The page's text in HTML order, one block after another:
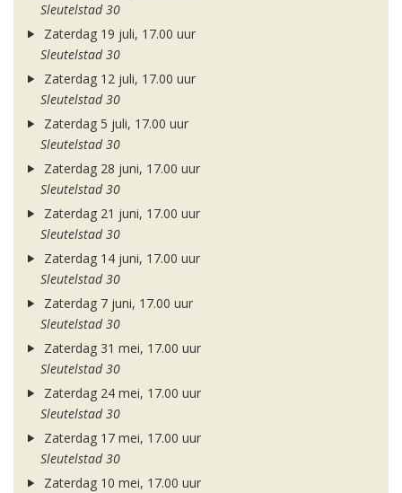
Sleutelstad 30
Zaterdag 19 juli, 17.00 uur
Sleutelstad 30
Zaterdag 12 juli, 17.00 uur
Sleutelstad 30
Zaterdag 5 juli, 17.00 uur
Sleutelstad 30
Zaterdag 28 juni, 17.00 uur
Sleutelstad 30
Zaterdag 21 juni, 17.00 uur
Sleutelstad 30
Zaterdag 14 juni, 17.00 uur
Sleutelstad 30
Zaterdag 7 juni, 17.00 uur
Sleutelstad 30
Zaterdag 31 mei, 17.00 uur
Sleutelstad 30
Zaterdag 24 mei, 17.00 uur
Sleutelstad 30
Zaterdag 17 mei, 17.00 uur
Sleutelstad 30
Zaterdag 10 mei, 17.00 uur